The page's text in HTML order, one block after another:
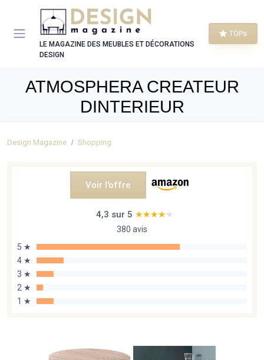
LE MAGAZINE DES MEUBLES ET DÉCORATIONS
DESIGN
TOPs
ATMOSPHERA CREATEUR
DINTERIEUR
Design Magazine Shopping
Voir l'offre
4,3 sur 5 ★★★★★
★★★★★
380 avis
5 ★
4 ★
3 ★
2 ★
1 ★
Panneau de gestion des cookies